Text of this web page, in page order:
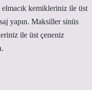
elmacık kemikleriniz ile üst
yapın. Maksiller sinüs
ile üst çeneniz